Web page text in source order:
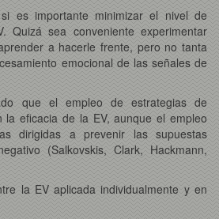
es importante minimizar el nivel de
Quizá sea conveniente experimentar
a hacerle frente, pero no tanta
emocional de las señales de
que el empleo de estrategias de
la eficacia de la EV, aunque el empleo
dirigidas a prevenir las supuestas
(Salkovskis, Clark, Hackmann,
la EV aplicada individualmente y en